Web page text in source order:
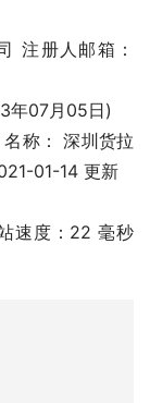
注册人邮箱：
年07月05日)
01-14 更新
速度：22 毫秒